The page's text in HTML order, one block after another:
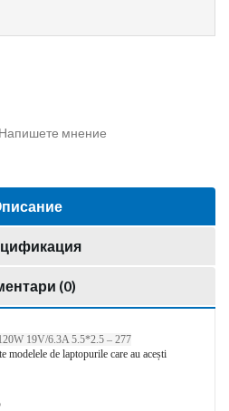
Напишете мнение
(0)
19V/6.3A 5.5*2.5 – 277
modelele de laptopurile care au acești